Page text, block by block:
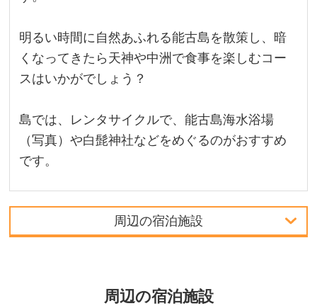
明るい時間に自然あふれる能古島を散策し、暗
くなってきたら天神や中洲で食事を楽しむコー
スはいかがでしょう？
島では、レンタサイクルで、能古島海水浴場
（写真）や白髭神社などをめぐるのがおすすめ
です。
周辺の宿泊施設
中部発
周辺の宿泊施設